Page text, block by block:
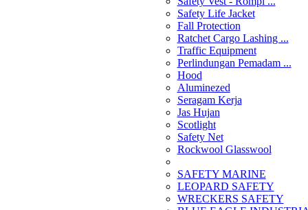
Safety Life Jacket
Fall Protection
Ratchet Cargo Lashing ...
Traffic Equipment
Perlindungan Pemadam ...
Hood
Aluminezed
Seragam Kerja
Jas Hujan
Scotlight
Safety Net
Rockwool Glasswool
SAFETY MARINE
LEOPARD SAFETY
WRECKERS SAFETY